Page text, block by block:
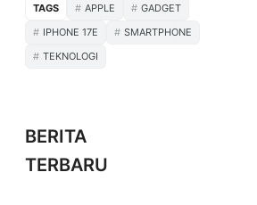
TAGS APPLE
GADGET
IPHONE 17E
SMARTPHONE
TEKNOLOGI
BERITA
TERBARU